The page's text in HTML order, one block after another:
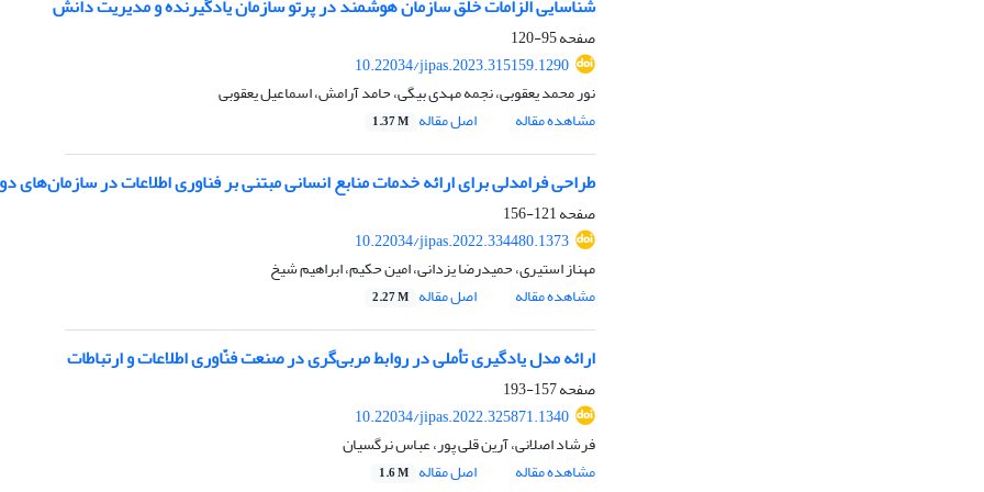
شناسایی الزامات خلق سازمان هوشمند در پرتو سازمان یادگیرنده و مدیریت دانش
صفحه95-120
10.22034/jipas.2023.315159.1290
نور محمد یعقوبی، نجمه مهدی بیگی، حامد آرامش، اسماعیل یعقوبی
مشاهده مقاله
اصل مقاله 1.37 M
طراحی فرامدلی برای ارائه خدمات منابع انسانی مبتنی بر فناوری اطلاعات در سازمان‌های
صفحه121-156
10.22034/jipas.2022.334480.1373
مهناز استیری، حمیدرضا یزدانی، امین حکیم، ابراهیم شیخ
مشاهده مقاله
اصل مقاله 2.27 M
ارائه مدل یادگیری تأملی در روابط مربی‌گری در صنعت فنّاوری اطلاعات و ارتباطات
صفحه157-193
10.22034/jipas.2022.325871.1340
فرشاد اصلانی، آرین قلی پور، عباس نرگسیان
مشاهده مقاله
اصل مقاله 1.6 M